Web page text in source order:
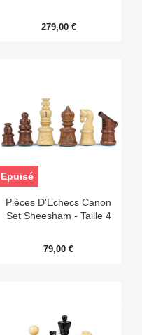
279,00 €
Pièces D'Echecs Canon
Set Sheesham - Taille 4
79,00 €
Epuisé